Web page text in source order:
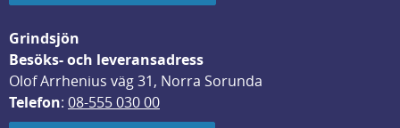
Grindsjön
Besöks- och leveransadress
Olof Arrhenius väg 31, Norra Sorunda
Telefon: 08-555 030 00